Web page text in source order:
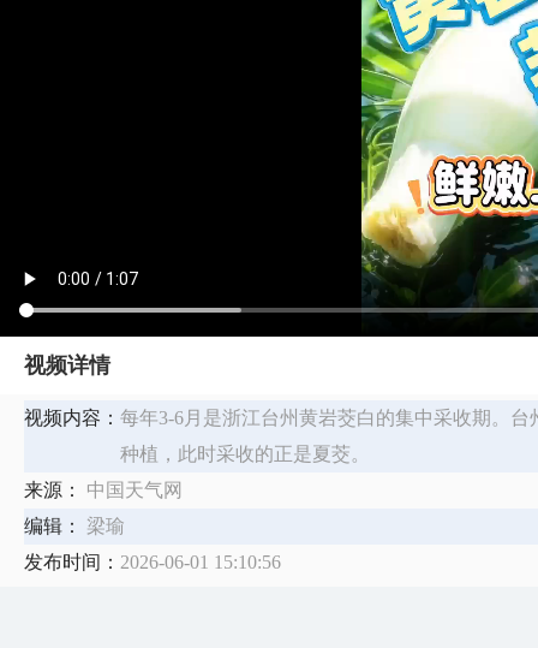
视频详情
视频内容： 每年3-6月是浙江台州黄岩茭白的集中采收期。
种植，此时采收的正是夏茭。
来源：
中国天气网
编辑：
梁瑜
发布时间： 2026-06-01 15:10:56